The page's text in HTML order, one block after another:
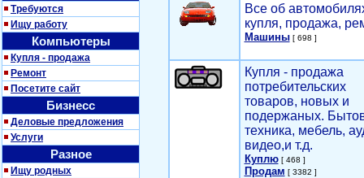
Требуются
Ищу работу
Компьютеры
Купля - продажа
Ремонт
Посетите сайт
Бизнесс
Деловые предложения
Услуги
Разное
Ищу родных
Все об
купля, продажа,
Машины[ 698 ]
Купля - продажа
потребительских
товаров, новых и
подержаных.
техника, мебель,
видео,и т.д.
Куплю[ 468 ]
Продам [ 3382 ]